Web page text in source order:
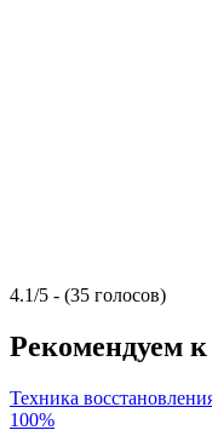
4.1/5 - (35 голосов)
Рекомендуем
Техника
100%